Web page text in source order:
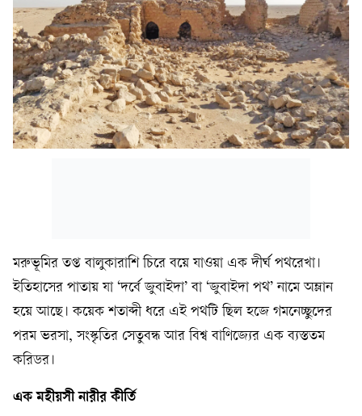
মরুভূমির তপ্ত বালুকারাশি চিরে বয়ে যাওয়া এক দীর্ঘ পথরেখা।
ইতিহাসের পাতায় যা ‘দর্বে জুবাইদা’ বা ‘জুবাইদা পথ’ নামে অম্লান
হয়ে আছে। কয়েক শতাব্দী ধরে এই পথটি ছিল হজে গমনেচ্ছুদের
পরম ভরসা, সংস্কৃতির সেতুবন্ধ আর বিশ্ব বাণিজ্যের এক ব্যস্ততম
করিডর।
এক মহীয়সী নারীর কীর্তি